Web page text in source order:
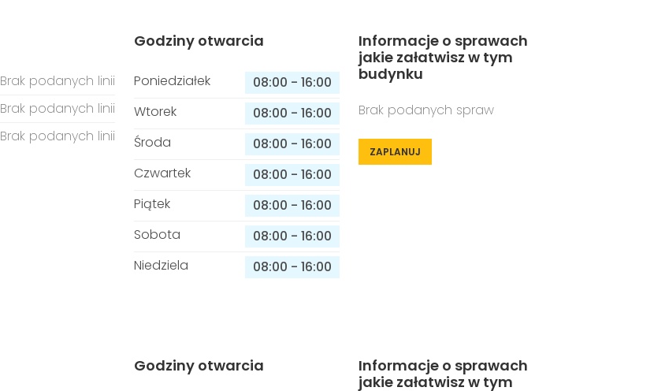
Brak podanych linii
Brak podanych linii
Brak podanych linii
Godziny otwarcia
Poniedziałek 08:00 - 16:00
Wtorek
08:00 - 16:00
Środa
08:00 - 16:00
Czwartek
08:00 - 16:00
Piątek
08:00 - 16:00
Sobota
08:00 - 16:00
Niedziela
08:00 - 16:00
Informacje o sprawach
jakie załatwisz w tym
budynku
Brak podanych spraw
ZAPLANUJ
Godziny otwarcia
Informacje o sprawach
jakie załatwisz w tym